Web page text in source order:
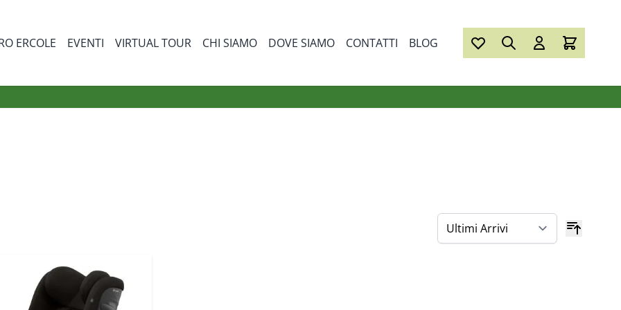
for Prodotti
ERCOLE EVENTI VIRTUAL TOUR CHI SIAMO DOVE SIAMO CONTATTI BLOG